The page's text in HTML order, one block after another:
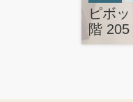
ピボ
階 205